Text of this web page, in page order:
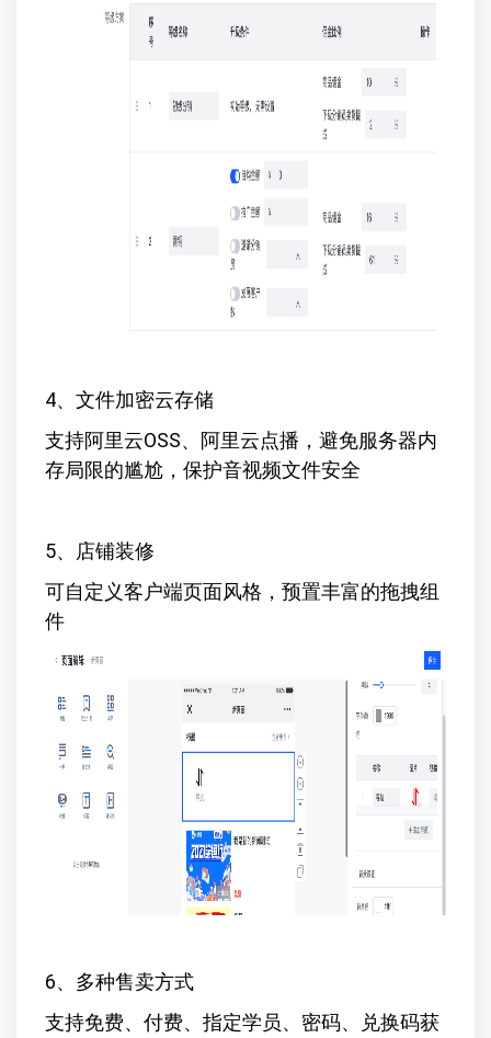
4、文件加密云存储
支持阿里云OSS、阿里云点播，避免服务器内
存局限的尴尬，保护音视频文件安全
5、店铺装修
可自定义客户端页面风格，预置丰富的拖拽组
件
6、多种售卖方式
支持免费、付费、指定学员、密码、兑换码获